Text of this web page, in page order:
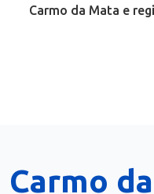
Carmo da Mata e
Carmo